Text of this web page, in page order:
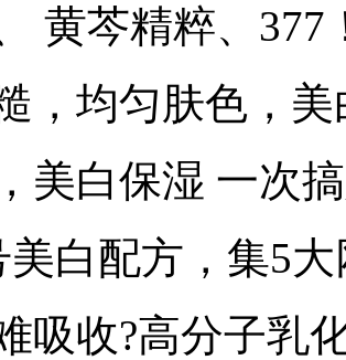
黄芩精粹、377
，均匀肤色，
美白保湿 一次
美白配方，集5
吸收?高分子乳